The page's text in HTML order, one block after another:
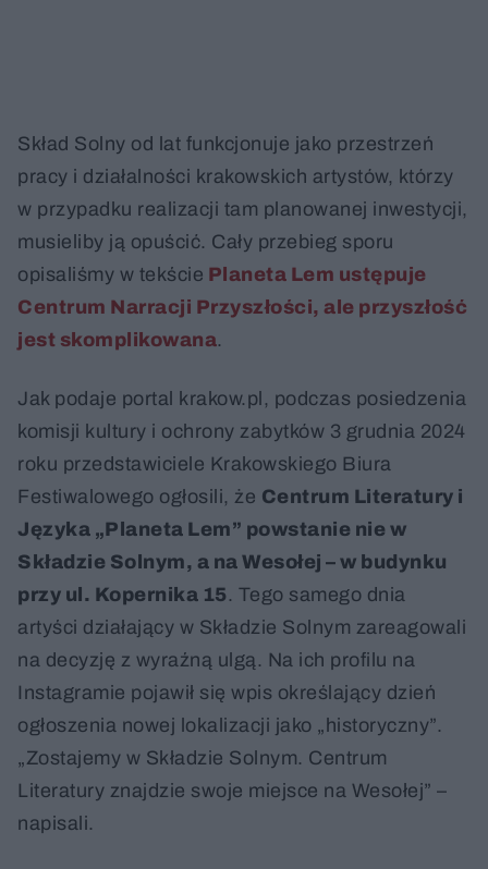
Skład Solny od lat funkcjonuje jako przestrzeń
pracy i działalności krakowskich artystów, którzy
w przypadku realizacji tam planowanej inwestycji,
musieliby ją opuścić. Cały przebieg sporu
opisaliśmy w tekście Planeta Lem ustępuje
Centrum Narracji Przyszłości, ale przyszłość
jest skomplikowana.
Jak podaje portal krakow.pl, podczas posiedzenia
komisji kultury i ochrony zabytków 3 grudnia 2024
roku przedstawiciele Krakowskiego Biura
Festiwalowego ogłosili, że Centrum Literatury i
Języka „Planeta Lem” powstanie nie w
Składzie Solnym, a na Wesołej – w budynku
przy ul. Kopernika 15 . Tego samego dnia
artyści działający w Składzie Solnym zareagowali
na decyzję z wyraźną ulgą. Na ich profilu na
Instagramie pojawił się wpis określający dzień
ogłoszenia nowej lokalizacji jako „historyczny”.
„Zostajemy w Składzie Solnym. Centrum
Literatury znajdzie swoje miejsce na Wesołej” –
napisali.